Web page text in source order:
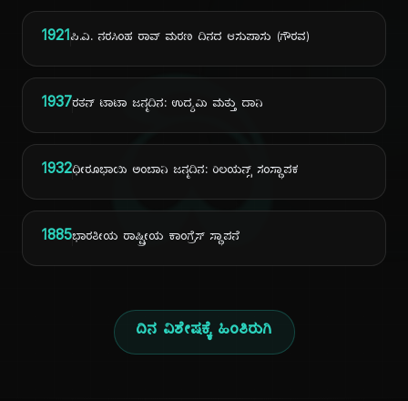
ದಿ
1921ಪಿ.ವಿ. ನರಸಿಂಹ ರಾವ್ ಮರಣ ದಿನದ ಆಸುಪಾಸು (ಗೌರವ)
1937ರತನ್ ಟಾಟಾ ಜನ್ಮದಿನ: ಉದ್ಯಮಿ ಮತ್ತು ದಾನಿ
1932ಧೀರೂಭಾಯಿ ಅಂಬಾನಿ ಜನ್ಮದಿನ: ರಿಲಯನ್ಸ್ ಸಂಸ್ಥಾಪಕ
1885ಭಾರತೀಯ ರಾಷ್ಟ್ರೀಯ ಕಾಂಗ್ರೆಸ್ ಸ್ಥಾಪನೆ
ದಿನ ವಿಶೇಷಕ್ಕೆ ಹಿಂತಿರುಗಿ